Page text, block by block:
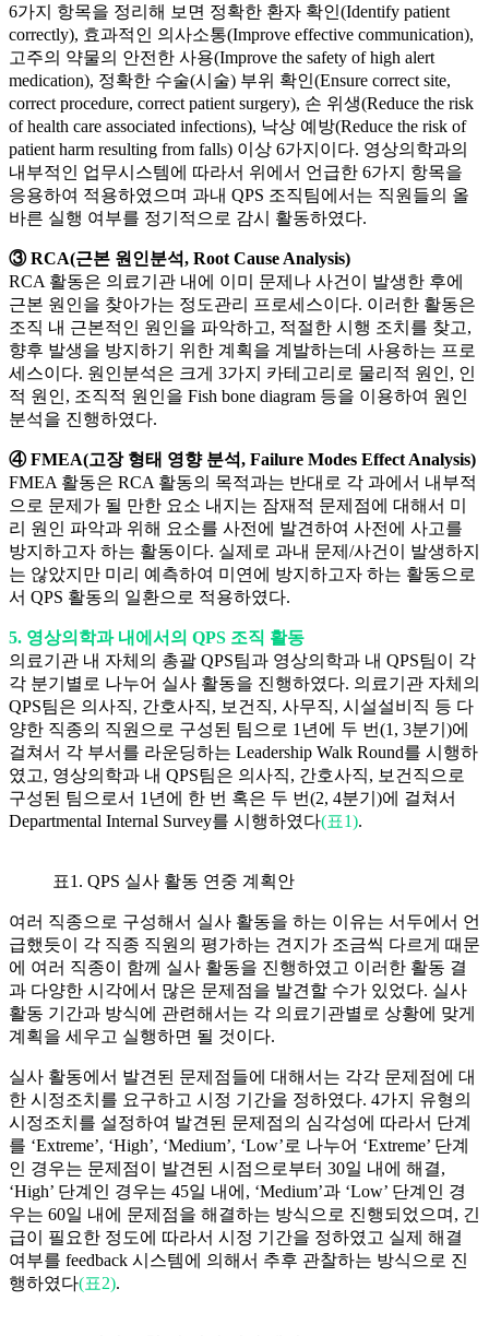
6가지 항목을 정리해 보면 정확한 환자 확인(Identify patient
correctly), 효과적인 의사소통(Improve effective communication),
고주의 약물의 안전한 사용(Improve the safety of high alert
medication), 정확한 수술(시술) 부위 확인(Ensure correct site,
correct procedure, correct patient surgery), 손 위생(Reduce the risk
of health care associated infections), 낙상 예방(Reduce the risk of
patient harm resulting from falls) 이상 6가지이다. 영상의학과의
내부적인 업무시스템에 따라서 위에서 언급한 6가지 항목을
응용하여 적용하였으며 과내 QPS 조직팀에서는 직원들의 올
바른 실행 여부를 정기적으로 감시 활동하였다.
③ RCA(근본 원인분석, Root Cause Analysis)
RCA 활동은 의료기관 내에 이미 문제나 사건이 발생한 후에
근본 원인을 찾아가는 정도관리 프로세스이다. 이러한 활동은
조직 내 근본적인 원인을 파악하고, 적절한 시행 조치를 찾고,
향후 발생을 방지하기 위한 계획을 계발하는데 사용하는 프로
세스이다. 원인분석은 크게 3가지 카테고리로 물리적 원인, 인
적 원인, 조직적 원인을 Fish bone diagram 등을 이용하여 원인
분석을 진행하였다.
④ FMEA(고장 형태 영향 분석, Failure Modes Effect Analysis)
FMEA 활동은 RCA 활동의 목적과는 반대로 각 과에서 내부적
으로 문제가 될 만한 요소 내지는 잠재적 문제점에 대해서 미
리 원인 파악과 위해 요소를 사전에 발견하여 사전에 사고를
방지하고자 하는 활동이다. 실제로 과내 문제/사건이 발생하지
는 않았지만 미리 예측하여 미연에 방지하고자 하는 활동으로
서 QPS 활동의 일환으로 적용하였다.
5. 영상의학과 내에서의 QPS 조직 활동
의료기관 내 자체의 총괄 QPS팀과 영상의학과 내 QPS팀이 각
각 분기별로 나누어 실사 활동을 진행하였다. 의료기관 자체의
QPS팀은 의사직, 간호사직, 보건직, 사무직, 시설설비직 등 다
양한 직종의 직원으로 구성된 팀으로 1년에 두 번(1, 3분기)에
걸쳐서 각 부서를 라운딩하는 Leadership Walk Round를 시행하
였고, 영상의학과 내 QPS팀은 의사직, 간호사직, 보건직으로
구성된 팀으로서 1년에 한 번 혹은 두 번(2, 4분기)에 걸쳐서
Departmental Internal Survey를 시행하였다(표1).
표1. QPS 실사 활동 연중 계획안
여러 직종으로 구성해서 실사 활동을 하는 이유는 서두에서 언
급했듯이 각 직종 직원의 평가하는 견지가 조금씩 다르게 때문
에 여러 직종이 함께 실사 활동을 진행하였고 이러한 활동 결
과 다양한 시각에서 많은 문제점을 발견할 수가 있었다. 실사
활동 기간과 방식에 관련해서는 각 의료기관별로 상황에 맞게
계획을 세우고 실행하면 될 것이다.
실사 활동에서 발견된 문제점들에 대해서는 각각 문제점에 대
한 시정조치를 요구하고 시정 기간을 정하였다. 4가지 유형의
시정조치를 설정하여 발견된 문제점의 심각성에 따라서 단계
를 ‘Extreme’, ‘High’, ‘Medium’, ‘Low’로 나누어 ‘Extreme’ 단계
인 경우는 문제점이 발견된 시점으로부터 30일 내에 해결,
‘High’ 단계인 경우는 45일 내에, ‘Medium’과 ‘Low’ 단계인 경
우는 60일 내에 문제점을 해결하는 방식으로 진행되었으며, 긴
급이 필요한 정도에 따라서 시정 기간을 정하였고 실제 해결
여부를 feedback 시스템에 의해서 추후 관찰하는 방식으로 진
행하였다(표2).